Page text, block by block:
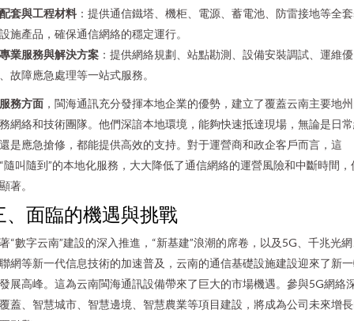
配套與工程材料 ：提供通信鐵塔、機柜、電源、蓄電池、防雷接地等全
施產品，確保通信網絡的穩定運行。
專業服務與解決方案 ：提供網絡規劃、站點勘測、設備安裝調試、運維優
故障應急處理等一站式服務。
務方面 ，閩海通訊充分發揮本地企業的優勢，建立了覆蓋云南主要地
網絡和技術團隊。他們深諳本地環境，能夠快速抵達現場，無論是日
是應急搶修，都能提供高效的支持。對于運營商和政企客戶而言，這
隨叫隨到”的本地化服務，大大降低了通信網絡的運營風險和中斷時間，
著。
、面臨的機遇與挑戰
“數字云南”建設的深入推進，“新基建”浪潮的席卷，以及5G、千兆光
網等新一代信息技術的加速普及，云南的通信基礎設施建設迎來了新
展高峰。這為云南閩海通訊設備帶來了巨大的市場機遇。參與5G網絡
蓋、智慧城市、智慧邊境、智慧農業等項目建設，將成為公司未來增